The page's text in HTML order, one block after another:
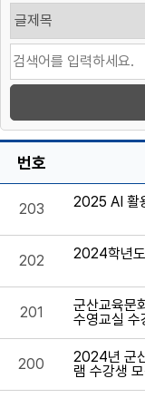
번호
203 2025 AI 활
202 2024학년
201
군산교육문
수영교실 수
200
2024년 군
램 수강생